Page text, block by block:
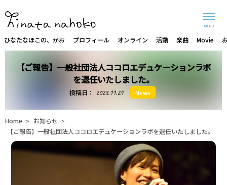
ひなたなほこの、かお プロフィール オンライン 活動 楽曲 Movie
【ご報告】一般社団法人ココロエデュケーションラボ
を退任いたしました。
投稿日： 2023.11.24 News
MENU
Home > お知らせ >
【ご報告】一般社団法人ココロエデュケーションラボを退任いたしました。